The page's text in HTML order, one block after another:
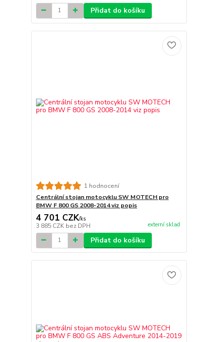
Přidat do košíku
1 hodnocení
Centrální stojan motocyklu SW MOTECH pro
BMW F 800 GS 2008-2014 viz popis
4 701 CZK/ks
3 885 CZK bez DPH externí sklad
Přidat do košíku